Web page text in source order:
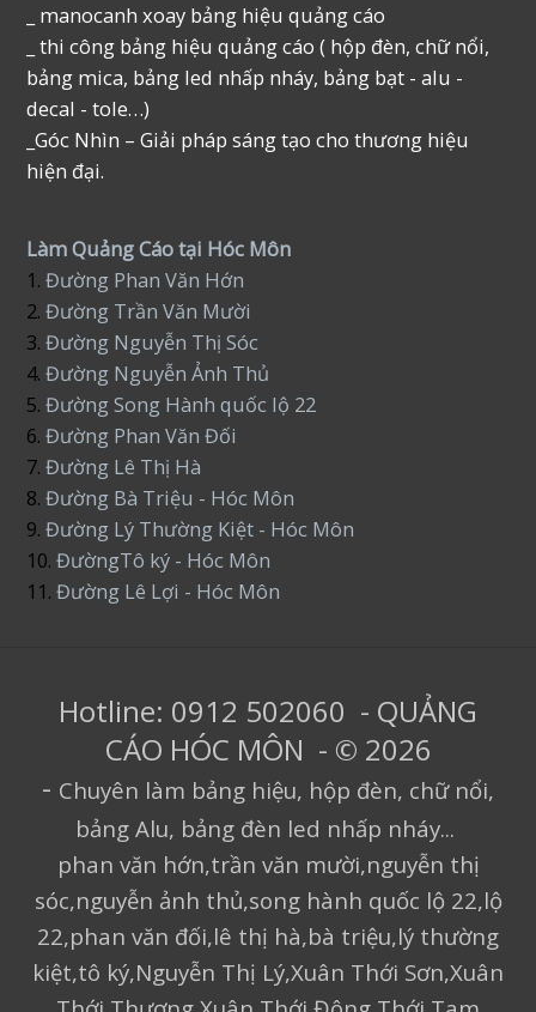
_ manocanh xoay bảng hiệu quảng cáo
_ thi công bảng hiệu quảng cáo ( hộp đèn, chữ nổi,
bảng mica, bảng led nhấp nháy, bảng bạt - alu -
decal - tole…)
_Góc Nhìn – Giải pháp sáng tạo cho thương hiệu
hiện đại.
Làm Quảng Cáo tại Hóc Môn
1.Đường Phan Văn Hớn
2.Đường Trần Văn Mười
3.Đường Nguyễn Thị Sóc
4. Đường Nguyễn Ảnh Thủ
5.Đường Song Hành quốc lộ 22
6.Đường Phan Văn Đối
7. Đường Lê Thị Hà
8.Đường Bà Triệu - Hóc Môn
9.Đường Lý Thường Kiệt - Hóc Môn
10.ĐườngTô ký - Hóc Môn
11.Đường Lê Lợi - Hóc Môn
Hotline: 0912 502060 - QUẢNG
CÁO HÓC MÔN - © 2026
- Chuyên làm bảng hiệu, hộp đèn, chữ nổi,
bảng Alu, bảng đèn led nhấp nháy...
phan văn hớn,trần văn mười,nguyễn thị
sóc,nguyễn ảnh thủ,song hành quốc lộ 22,lộ
22,phan văn đối,lê thị hà,bà triệu,lý thường
kiệt,tô ký,Nguyễn Thị Lý,Xuân Thới Sơn,Xuân